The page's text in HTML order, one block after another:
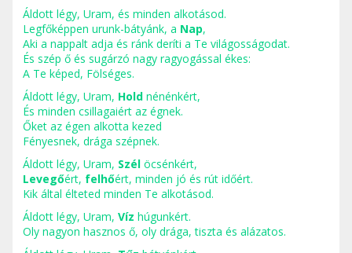
Áldott légy, Uram, és minden alkotásod.
Legfőképpen urunk-bátyánk, a Nap,
Aki a nappalt adja és ránk deríti a Te világosságodat.
És szép ő és sugárzó nagy ragyogással ékes:
A Te képed, Fölséges.
Áldott légy, Uram, Hold nénénkért,
És minden csillagaiért az égnek.
Őket az égen alkotta kezed
Fényesnek, drága szépnek.
Áldott légy, Uram, Szél öcsénkért,
Levegőért, felhőért, minden jó és rút időért.
Kik által élteted minden Te alkotásod.
Áldott légy, Uram, Víz húgunkért.
Oly nagyon hasznos ő, oly drága, tiszta és alázatos.